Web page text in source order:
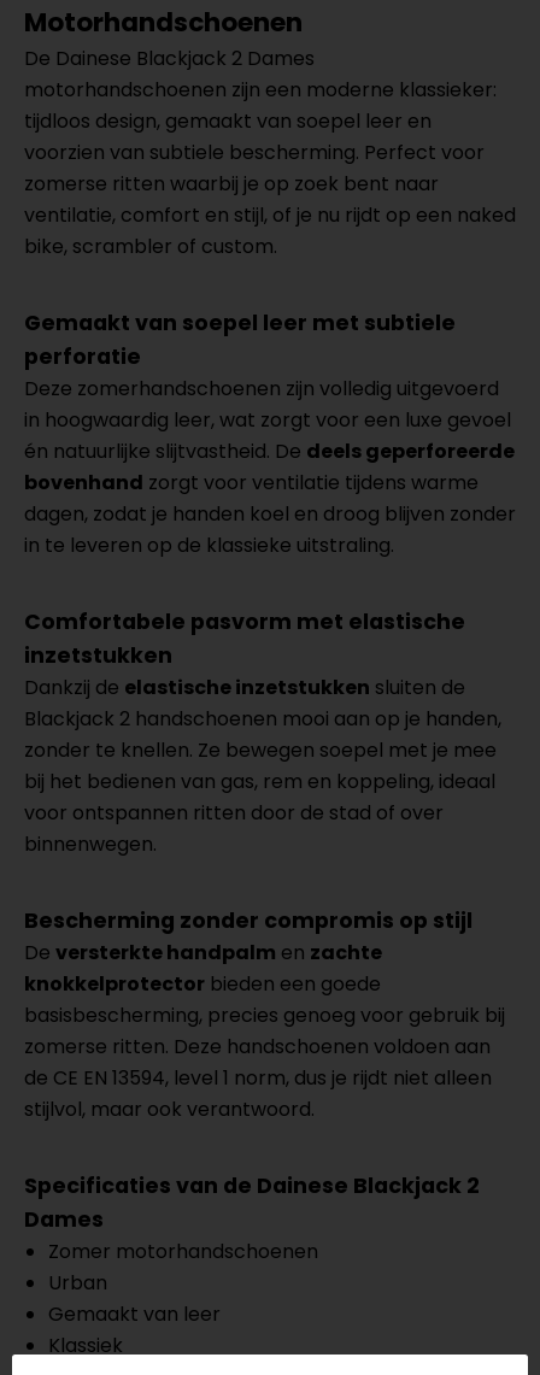
Motorhandschoenen
De Dainese Blackjack 2 Dames
motorhandschoenen zijn een moderne klassieker:
tijdloos design, gemaakt van soepel leer en
voorzien van subtiele bescherming. Perfect voor
zomerse ritten waarbij je op zoek bent naar
ventilatie, comfort en stijl, of je nu rijdt op een naked
bike, scrambler of custom.
Gemaakt van soepel leer met subtiele
perforatie
Deze zomerhandschoenen zijn volledig uitgevoerd
in hoogwaardig leer, wat zorgt voor een luxe gevoel
én natuurlijke slijtvastheid. De deels geperforeerde
bovenhand zorgt voor ventilatie tijdens warme
dagen, zodat je handen koel en droog blijven zonder
in te leveren op de klassieke uitstraling.
Comfortabele pasvorm met elastische
inzetstukken
Dankzij de elastische inzetstukken sluiten de
Blackjack 2 handschoenen mooi aan op je handen,
zonder te knellen. Ze bewegen soepel met je mee
bij het bedienen van gas, rem en koppeling, ideaal
voor ontspannen ritten door de stad of over
binnenwegen.
Bescherming zonder compromis op stijl
De versterkte handpalm en zachte
knokkelprotector bieden een goede
basisbescherming, precies genoeg voor gebruik bij
zomerse ritten. Deze handschoenen voldoen aan
de CE EN 13594, level 1 norm, dus je rijdt niet alleen
stijlvol, maar ook verantwoord.
Specificaties van de Dainese Blackjack 2
Dames
Zomer motorhandschoenen
Urban
Gemaakt van leer
Klassiek